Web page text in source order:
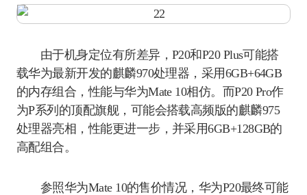
由于机身定位有所差异，P20和P20 Plus可能搭
载华为最新开发的麒麟970处理器，采用6GB+64GB
的内存组合，性能与华为Mate 10相仿。而P20 Pro作
为P系列的顶配旗舰，可能会搭载高频版的麒麟975
处理器亮相，性能更进一步，并采用6GB+128GB的
高配组合。
参照华为Mate 10的售价情况，华为P20最终可能